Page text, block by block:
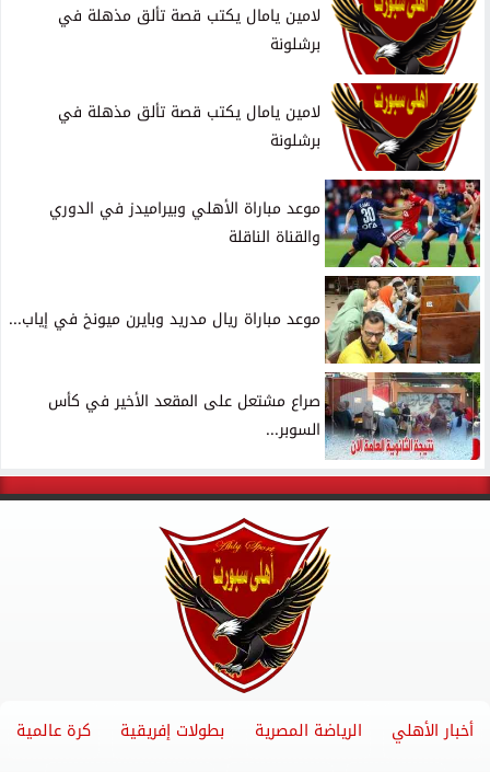
لامين يامال يكتب قصة تألق مذهلة في
برشلونة
لامين يامال يكتب قصة تألق مذهلة في
برشلونة
موعد مباراة الأهلي وبيراميدز في الدوري
والقناة الناقلة
موعد مباراة ريال مدريد وبايرن ميونخ في إياب...
صراع مشتعل على المقعد الأخير في كأس
السوبر...
أخبار الأهلي الرياضة المصرية بطولات إفريقية كرة عالمية